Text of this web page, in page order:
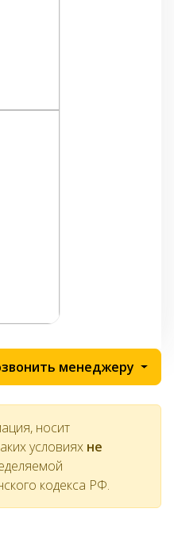
менеджеру
носит
условиях не
кодекса РФ.